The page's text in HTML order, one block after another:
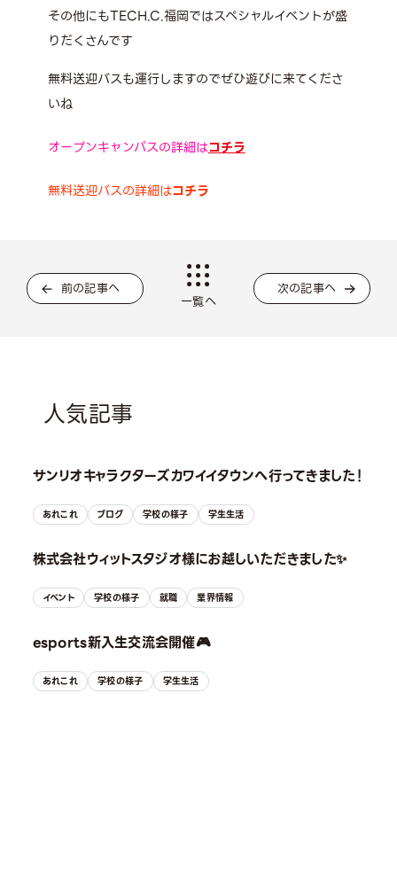
その他にもTECH.C.福岡ではスペシャルイベントが盛
りだくさんです
無料送迎バスも運行しますのでぜひ遊びに来てくださ
いね
オープンキャンパスの詳細はコチラ
無料送迎バスの詳細はコチラ
前の記事へ
一覧へ
次の記事へ
人気記事
サンリオキャラクターズカワイイタウンへ行ってきました！
あれこれ ブログ 学校の様子 学生生活
株式会社ウィットスタジオ様にお越しいただきました✨
イベント 学校の様子 就職 業界情報
esports新入生交流会開催🎮
あれこれ 学校の様子 学生生活